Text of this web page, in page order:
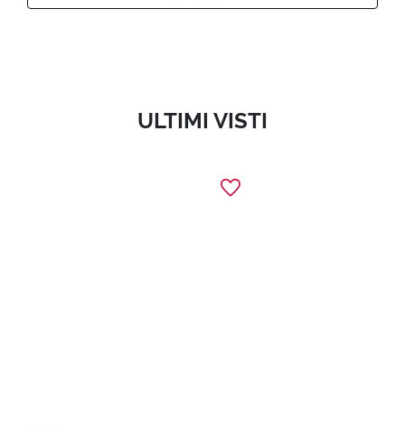
ULTIMI VISTI